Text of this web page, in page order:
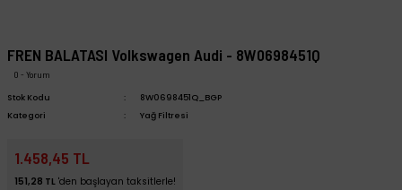
FREN BALATASI Volkswagen Audi - 8W0698451Q
0 - Yorum
Stok Kodu
8W0698451Q_BGP
Kategori
Yağ Filtresi
1.458,45 TL
151,28 TL 'den başlayan taksitlerle!